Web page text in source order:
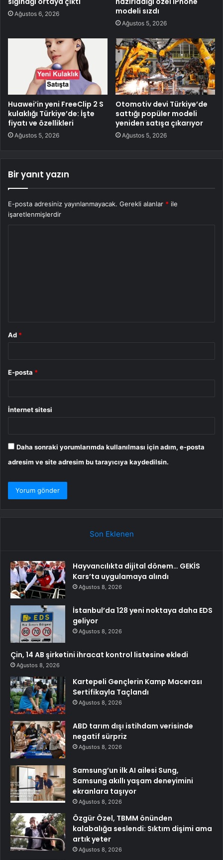
Ağustos 6, 2026
modeli sızdı
Ağustos 5, 2026
Huawei’in yeni FreeClip 2 S
kulaklığı Türkiye’de: İşte
fiyatı ve özellikleri
Ağustos 5, 2026
Otomotiv devi Türkiye’de
sattığı popüler modeli
yeniden satışa çıkarıyor
Ağustos 5, 2026
Bir yanıt yazın
E-posta adresiniz yayınlanmayacak. Gerekli alanlar * ile
işaretlenmişlerdir
Ad *
E-posta *
İnternet sitesi
Daha sonraki yorumlarımda kullanılması için adım, e-posta
adresim ve site adresim bu tarayıcıya kaydedilsin.
Son Eklenen
Hayvancılıkta dijital dönem… GEKİS
Kars’ta uygulamaya alındı
Ağustos 8, 2026
İstanbul’da 128 yeni noktaya daha EDS
geliyor
Ağustos 8, 2026
Çin, 14 AB şirketini ihracat kontrol listesine ekledi
Ağustos 8, 2026
Kartepeli Gençlerin Kamp Macerası
Sertifikayla Taçlandı
Ağustos 8, 2026
ABD tarım dışı istihdam verisinde
negatif sürpriz
Ağustos 8, 2026
Samsung’un ilk AI ailesi Sung,
Samsung akıllı yaşam deneyimini
ekranlara taşıyor
Ağustos 8, 2026
Özgür Özel, TBMM önünden
kalabalığa seslendi: Sıktım dişimi ama
artık yeter
Ağustos 8, 2026